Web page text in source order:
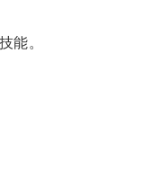
能。